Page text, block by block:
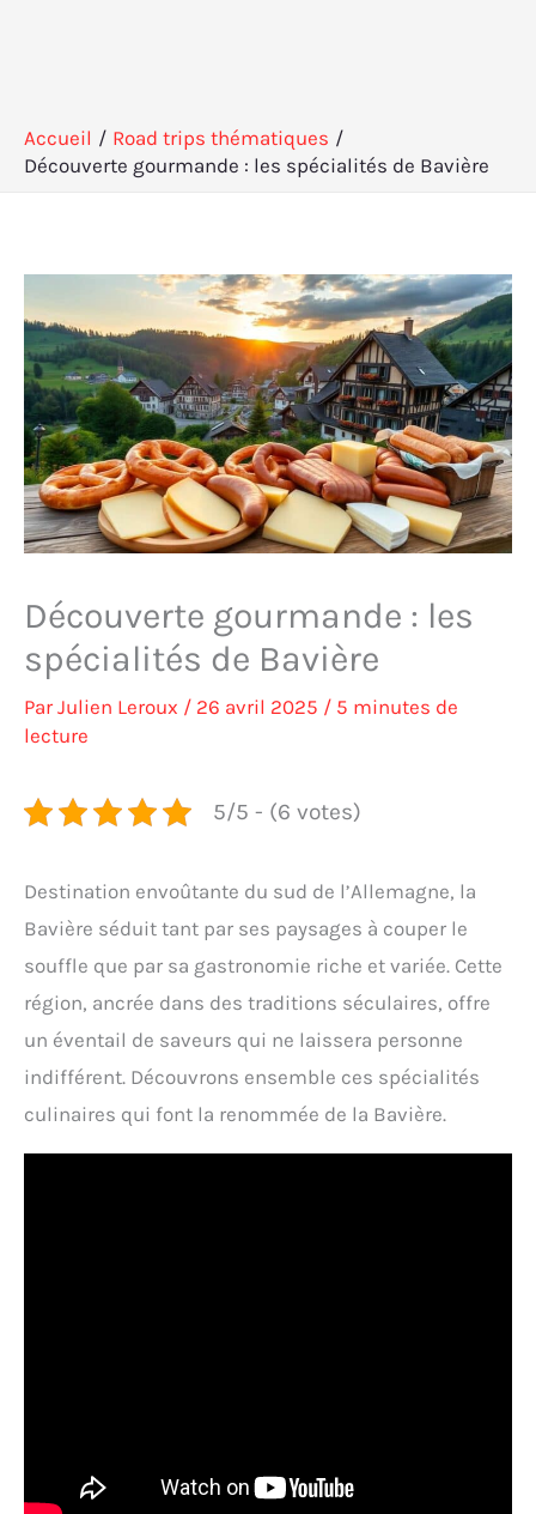
Accueil
Road trips thématiques
Découverte gourmande : les spécialités de Bavière
Découverte gourmande : les
spécialités de Bavière
ParJulien Leroux / 26 avril 2025 / 5 minutes de
lecture
5/5 - (6 votes)
Destination envoûtante du sud de l’Allemagne, la
Bavière séduit tant par ses paysages à couper le
souffle que par sa gastronomie riche et variée. Cette
région, ancrée dans des traditions séculaires, offre
un éventail de saveurs qui ne laissera personne
indifférent. Découvrons ensemble ces spécialités
culinaires qui font la renommée de la Bavière.